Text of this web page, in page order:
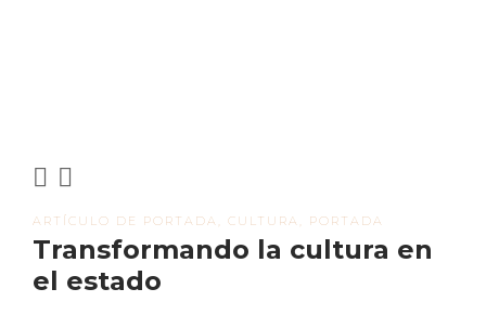
ARTÍCULO DE PORTADA CULTURA PORTADA
Transformando la cultura en
el estado